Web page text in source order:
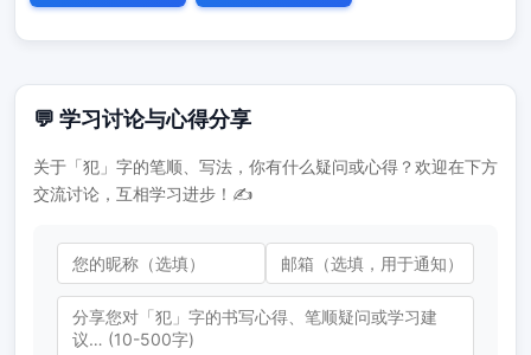
💬 学习讨论与心得分享
关于「犯」字的笔顺、写法，你有什么疑问或心得？欢迎在下方
交流讨论，互相学习进步！✍️